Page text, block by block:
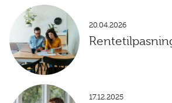
20.04.2026
17.12.2025